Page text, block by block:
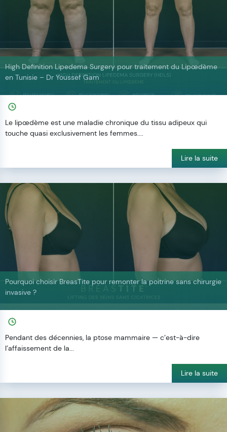
High Definition Lipedema Surgery pour traitement du Lipœdème
en Tunisie – Dr Youssef Gam
Le lipœdème est une maladie chronique du tissu adipeux qui
touche quasi exclusivement les femmes....
Lire la suite
Pourquoi choisir BreasTite pour remonter la poitrine sans chirurgie
invasive ?
Pendant des décennies, la ptose mammaire — c’est-à-dire
l’affaissement de la...
Lire la suite